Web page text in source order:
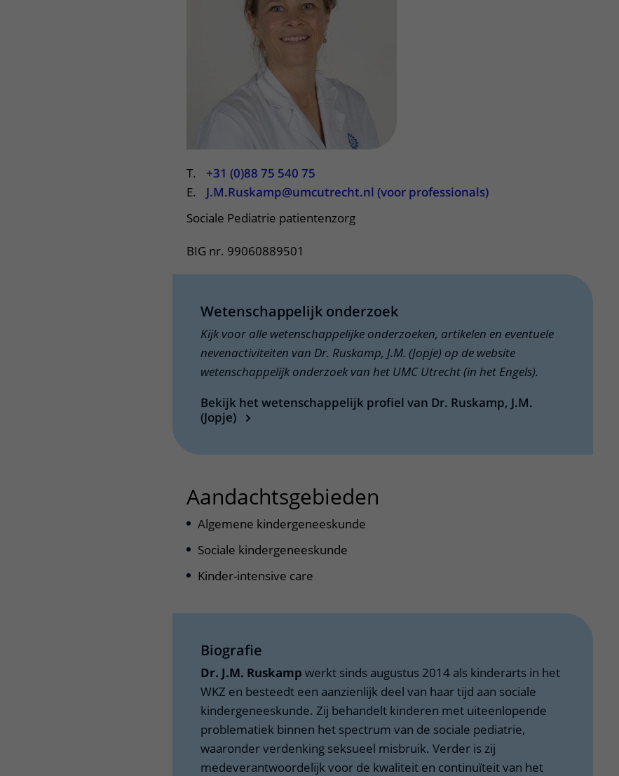
Betere zorg door onderzoek
T.
+31 (0)88 75 540 75
E.
J.M.Ruskamp@umcutrecht.nl (voor professionals)
Sociale Pediatrie patientenzorg
BIG nr. 99060889501
Wetenschappelijk onderzoek
Kijk voor alle wetenschappelijke onderzoeken, artikelen en eventuele
nevenactiviteiten van Dr. Ruskamp, J.M. (Jopje) op de website
wetenschappelijk onderzoek van het UMC Utrecht (in het Engels).
Bekijk het wetenschappelijk profiel van Dr. Ruskamp, J.M.
(Jopje)
Aandachtsgebieden
Algemene kindergeneeskunde
Sociale kindergeneeskunde
Kinder-intensive care
Biografie
Dr. J.M. Ruskamp werkt sinds augustus 2014 als kinderarts in het
WKZ en besteedt een aanzienlijk deel van haar tijd aan sociale
kindergeneeskunde. Zij behandelt kinderen met uiteenlopende
problematiek binnen het spectrum van de sociale pediatrie,
waaronder verdenking seksueel misbruik. Verder is zij
medeverantwoordelijk voor de kwaliteit en continuïteit van het